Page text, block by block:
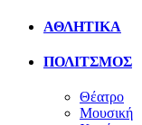
ΑΘΛΗΤΙΚΑ
ΠΟΛΙΤΣΜΟΣ
Θέατρο
Μουσική